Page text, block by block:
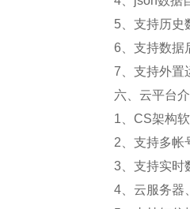
5、支持历史
6、支持数据
7、支持外置
六、云平台
1、CS架构
2、支持多帐
3、支持实时
4、云服务器